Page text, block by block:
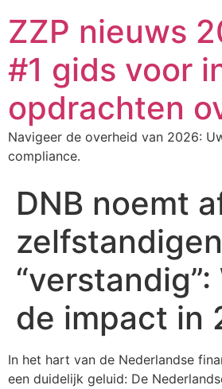
ZZP nieuws
#1 gids voor
opdrachten
Navigeer de overheid van 2026:
compliance.
DNB noemt
de impact in
In het hart van de Nederlandse
een duidelijk geluid: De